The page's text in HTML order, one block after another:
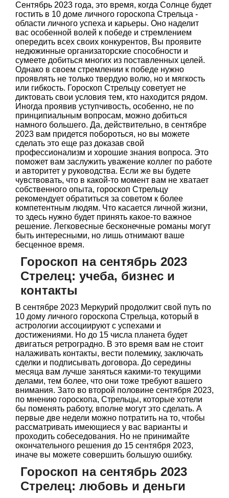
Сентябрь 2023 года, это время, когда Солнце будет
гостить в 10 доме личного гороскопа Стрельца -
области личного успеха и карьеры. Оно наделит
вас особенной волей к победе и стремлением
опередить всех своих конкурентов, Вы проявите
недюжинные организаторские способности и
сумеете добиться многих из поставленных целей.
Однако в своем стремлении к победе нужно
проявлять не только твердую волю, но и мягкость
или гибкость. Гороскоп Стрельцу советует не
диктовать свои условия тем, кто находится рядом.
Иногда проявив уступчивость, особенно, не по
принципиальным вопросам, можно добиться
намного большего. Да, действительно, в сентябре
2023 вам придется побороться, но вы можете
сделать это еще раз доказав свой
профессионализм и хорошие знания вопроса. Это
поможет вам заслужить уважение коллег по работе
и авторитет у руководства. Если же вы будете
чувствовать, что в какой-то момент вам не хватает
собственного опыта, гороскоп Стрельцу
рекомендует обратиться за советом к более
компетентным людям. Что касается личной жизни,
то здесь нужно будет принять какое-то важное
решение. Легковесные бесконечные романы могут
быть интересными, но лишь отнимают ваше
бесценное время.
Гороскоп на сентябрь 2023
Стрелец: учеба, бизнес и
контакты
В сентябре 2023 Меркурий продолжит свой путь по
10 дому личного гороскопа Стрельца, который в
астрологии ассоциируют с успехами и
достижениями. Но до 15 числа планета будет
двигаться ретроградно. В это время вам не стоит
налаживать контакты, вести полемику, заключать
сделки и подписывать договора. До середины
месяца вам лучше заняться какими-то текущими
делами, тем более, что они тоже требуют вашего
внимания. Зато во второй половине сентября 2023,
по мнению гороскопа, Стрельцы, которые хотели
бы поменять работу, вполне могут это сделать. А
первые две недели можно потратить на то, чтобы
рассматривать имеющиеся у вас варианты и
проходить собеседования. Но не принимайте
окончательного решения до 15 сентября 2023,
иначе вы можете совершить большую ошибку.
Гороскоп на сентябрь 2023
Стрелец: любовь и деньги